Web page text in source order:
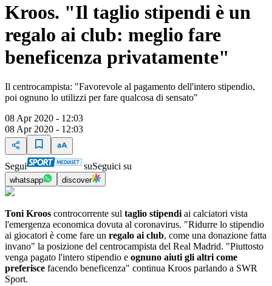
Kroos. "Il taglio stipendi è un
regalo ai club: meglio fare
beneficenza privatamente"
Il centrocampista: "Favorevole al pagamento dell'intero stipendio,
poi ognuno lo utilizzi per fare qualcosa di sensato"
08 Apr 2020 - 12:03
08 Apr 2020 - 12:03
Segui suSeguici su
whatsapp discover
Toni Kroos controcorrente sul taglio stipendi ai calciatori vista
l'emergenza economica dovuta al coronavirus. "Ridurre lo stipendio
ai giocatori è come fare un regalo ai club, come una donazione fatta
invano" la posizione del centrocampista del Real Madrid. "Piuttosto
venga pagato l'intero stipendio e ognuno aiuti gli altri come
preferisce facendo beneficenza" continua Kroos parlando a SWR
Sport.